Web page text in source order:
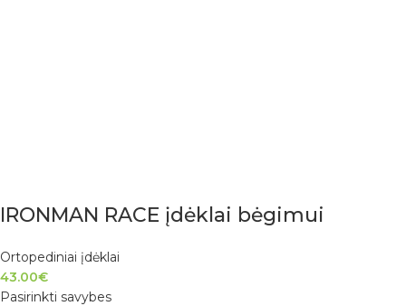
IRONMAN RACE įdėklai bėgimui
Ortopediniai įdėklai
43.00€
Pasirinkti savybes